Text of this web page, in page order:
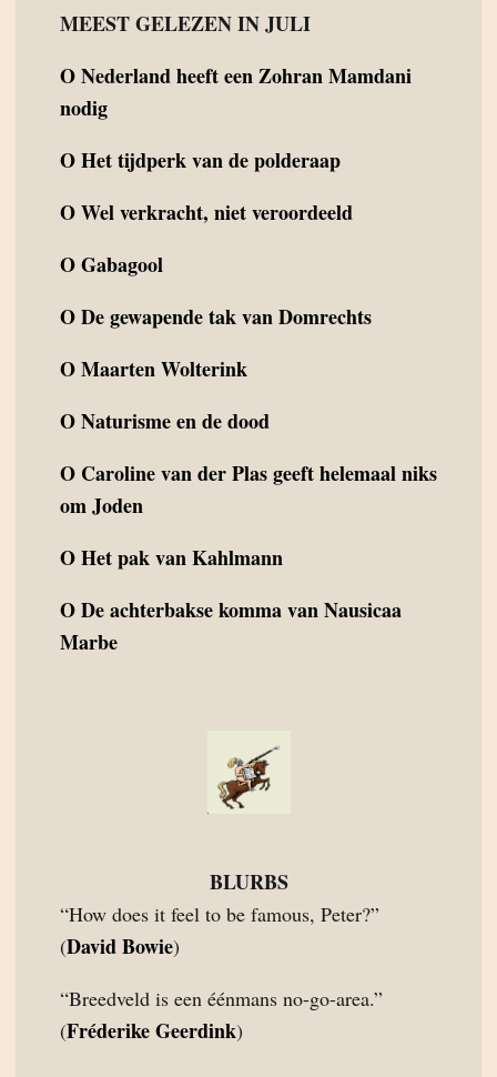
MEEST GELEZEN IN JULI
ONederland heeft een Zohran Mamdani
nodig
OHet tijdperk van de polderaap
OWel verkracht, niet veroordeeld
OGabagool
ODe gewapende tak van Domrechts
OMaarten Wolterink
ONaturisme en de dood
O Caroline van der Plas geeft helemaal niks
om Joden
OHet pak van Kahlmann
ODe achterbakse komma van Nausicaa
Marbe
BLURBS
“How does it feel to be famous, Peter?”
(David Bowie)
“Breedveld is een éénmans no-go-area.”
(Fréderike Geerdink)